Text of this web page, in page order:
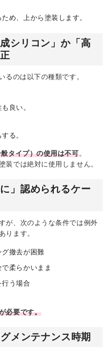
め、上から塗装します。
シリコン」か「高
るのは以下の種類です。
良い。
る。
タイプ）の使用は不可。
装では絶対に使用しません。
」認められるケー
が、次のような条件では例外
ります。
撤去が困難
柔らかいまま
う場合
必要です。
メンテナンス時期